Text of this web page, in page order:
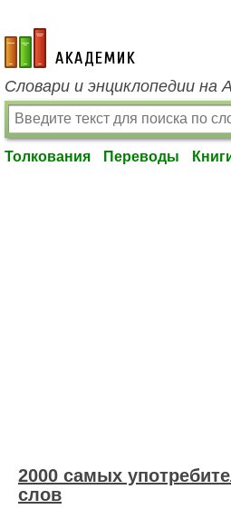
academic.ru
Словари и энциклопедии на
Толкования Переводы
2000 самых
слов